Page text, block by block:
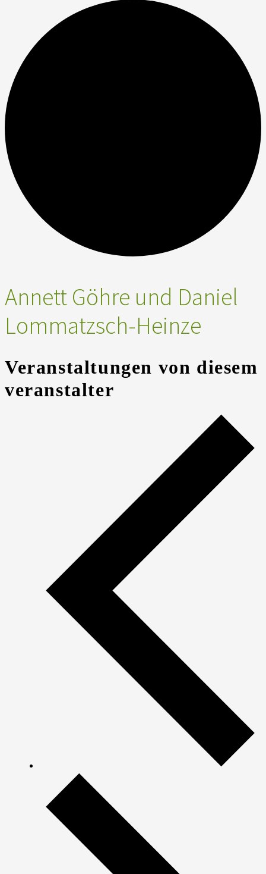
Annett Göhre und Daniel
Lommatzsch-Heinze
Veranstaltungen von diesem
veranstalter